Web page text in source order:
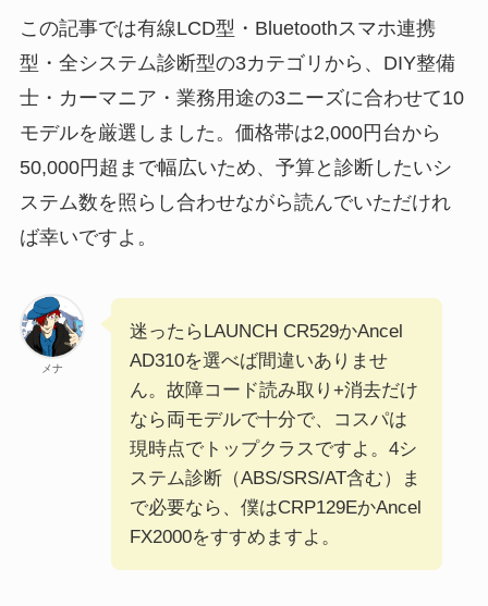
この記事では有線LCD型・Bluetoothスマホ連携
型・全システム診断型の3カテゴリから、DIY整備
士・カーマニア・業務用途の3ニーズに合わせて10
モデルを厳選しました。価格帯は2,000円台から
50,000円超まで幅広いため、予算と診断したいシ
ステム数を照らし合わせながら読んでいただけれ
ば幸いですよ。
メナ
迷ったらLAUNCH CR529かAncel
AD310を選べば間違いありませ
ん。故障コード読み取り+消去だけ
なら両モデルで十分で、コスパは
現時点でトップクラスですよ。4シ
ステム診断（ABS/SRS/AT含む）ま
で必要なら、僕はCRP129EかAncel
FX2000をすすめますよ。